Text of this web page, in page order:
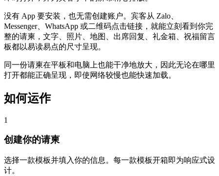
没有 App 要安装，也无需创建账户。宾客从 Zalo、
Messenger、WhatsApp 或二维码点击链接，就能立刻看到你完
整的请柬，文字、照片、地图、出席回复、礼金箱、祝福留言
板都以易读易点的尺寸呈现。
同一份请柬在平板和电脑上也能干净地放大，因此无论在哪里
打开都能正确呈现，即使网络较慢也能快速加载。
如何运作
1
创建你的请柬
选择一款模板并填入你的信息。每一款模板开箱即为响应式设
计。